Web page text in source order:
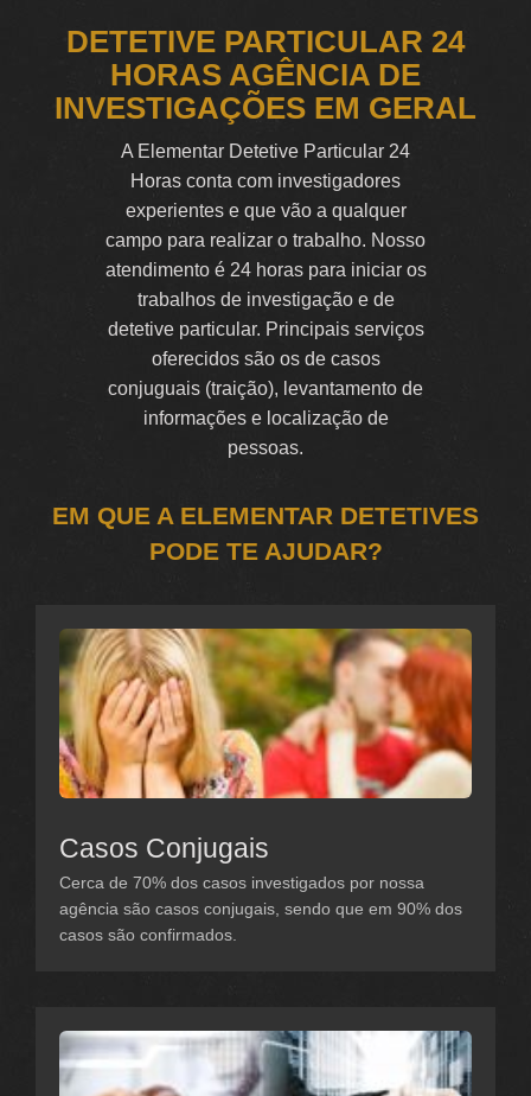
DETETIVE PARTICULAR 24
HORAS AGÊNCIA DE
INVESTIGAÇÕES EM GERAL
A Elementar Detetive Particular 24
Horas conta com investigadores
experientes e que vão a qualquer
campo para realizar o trabalho. Nosso
atendimento é 24 horas para iniciar os
trabalhos de investigação e de
detetive particular. Principais serviços
oferecidos são os de casos
conjuguais (traição), levantamento de
informações e localização de
pessoas.
EM QUE A ELEMENTAR DETETIVES
PODE TE AJUDAR?
Casos Conjugais
Cerca de 70% dos casos investigados por nossa
agência são casos conjugais, sendo que em 90% dos
casos são confirmados.